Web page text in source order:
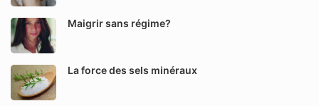
Maigrir sans régime?
La force des sels minéraux